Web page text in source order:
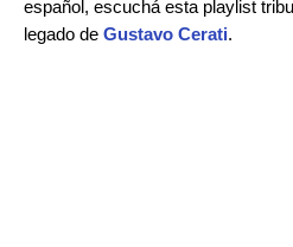
español, escuchá esta playlist
legado de Gustavo Cerati.